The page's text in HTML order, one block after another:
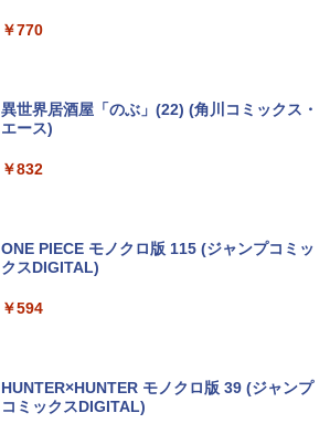
Anker Soundcore P31i ブラック
Anker Soundcore Liberty 5 ミッドナイトブ
ラック
￥14,990
【2026年アップグレード版】AOKIMI ワイヤ
レスイヤホン bluetooth イヤホン V12 小型
￥250
BRUCE WAYNE feat. Flo Milli, ATL Jacob
[Explicit]
￥250
On My Road (Stadium ver.)
On My Road (Stadium ver.)
ットル (Smart Basic)
【Amazon.co.jp限定】 い・ろ・は・す 2L P
by Amazon 天然水ラベルレス 2L×9本
￥1,117
by Amazon 炭酸水 ラベルレス 500ml ×24本
￥770
異世界居酒屋「のぶ」(22) (角川コミックス・
エース)
￥832
ONE PIECE モノクロ版 115 (ジャンプコミッ
クスDIGITAL)
￥594
HUNTER×HUNTER モノクロ版 39 (ジャンプ
コミックスDIGITAL)